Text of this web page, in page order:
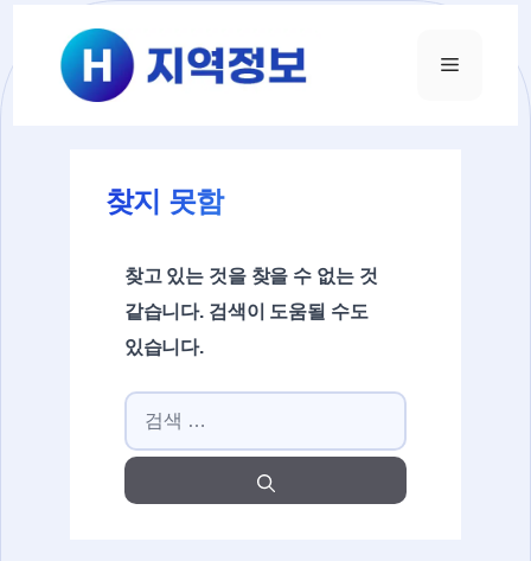
건너뛰기
메뉴
찾지 못함
찾고 있는 것을 찾을 수 없는 것
같습니다. 검색이 도움될 수도
있습니다.
검색: